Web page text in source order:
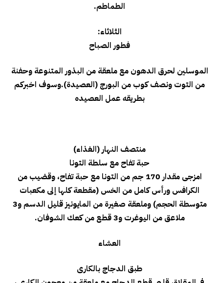
الطماطم.
الثلاثاء:
فطور الصباح
الموسلين لحرق الدهون مع ملعقة من البذور المتنوعة وحفنة
من التوت ونصف كوب من البورج (العصيدة).وسوف اخبركم
بطريقه عمل العصيده
منتصف النهار (الغذاء)
حبة تفاح مع سلطة التونا
امزجى مقدار 170 جم من التونا مع حبة تفاح، وقضيب من
الكرافس ورأس كامل من الخس (مقطعة كلها إلى مكعبات
متوسطة الحجم) وملعقة صغيرة من المايونيز قليل الدسم و3
ملاعق من اليوغرت و3 قطع من كعك الشوفان.
العشاء
طبق الدجاج بالكارى